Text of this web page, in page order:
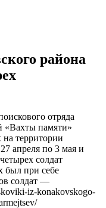
района
отряда
«Вахты памяти»
на территории
апреля по 3 мая и
солдат
был при себе
солдат —
iz-konakovskogo-